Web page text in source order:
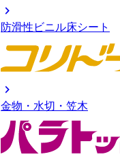
chevron_right
防滑性ビニル床シート
chevron_right
金物・水切・笠木